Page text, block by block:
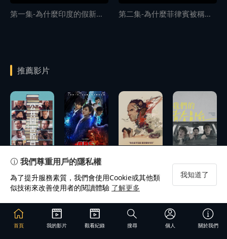
第一集-為什麼印度的假新聞成為一個產業？ 第二集-為什麼菲律賓被稱為全球信息流行病的「零號病患」？
推薦影片
預告
播
放
預告
預告
首頁 我的影片 觀看紀錄 搜尋 個人 關於我們
我們尊重用戶的隱私權
為了提升服務素質，我們會使用Cookie或其他類
似技術來改善使用者的閱讀體驗 了解更多
我知道了